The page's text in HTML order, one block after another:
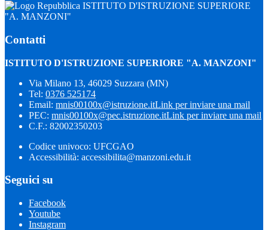
ISTITUTO D'ISTRUZIONE SUPERIORE
"A. MANZONI"
Contatti
ISTITUTO D'ISTRUZIONE SUPERIORE "A. MANZONI"
Via Milano 13, 46029 Suzzara (MN)
Tel: 0376 525174
Email: mnis00100x@istruzione.itLink per inviare una mail
PEC: mnis00100x@pec.istruzione.itLink per inviare una mail
C.F.: 82002350203
Codice univoco: UFCGAO
Accessibilità: accessibilita@manzoni.edu.it
Seguici su
Facebook
Youtube
Instagram